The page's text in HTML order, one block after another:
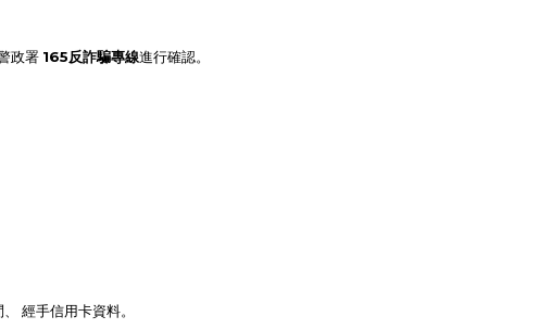
政署 165反詐騙專線進行確認。
經手信用卡資料。